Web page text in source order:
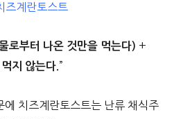
즈계란토스트
로부터 나온 것만을 먹는다) +
지 않는다. ”
에 치즈계란토스트는 난류 채식주